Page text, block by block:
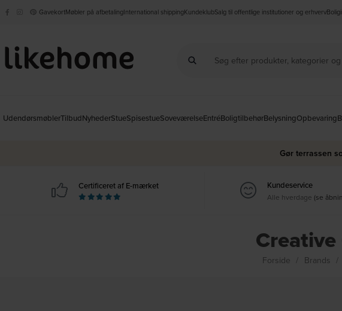
GavekortMøbler på afbetalingInternational shippingKundeklubSalg til offentlige institutioner og erhverv
UdendørsmøblerTilbudNyhederStueSpisestueSoveværelseEntréBoligtilbehørBelysningOpbevaring
Gør terrassen
Certificeret af E-mærket Kundeservice
Alle hverdage (se
Forside Brands